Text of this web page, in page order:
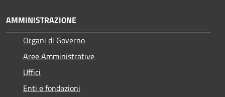
AMMINISTRAZIONE
Organi di Governo
Aree Amministrative
Uffici
Enti e fondazioni